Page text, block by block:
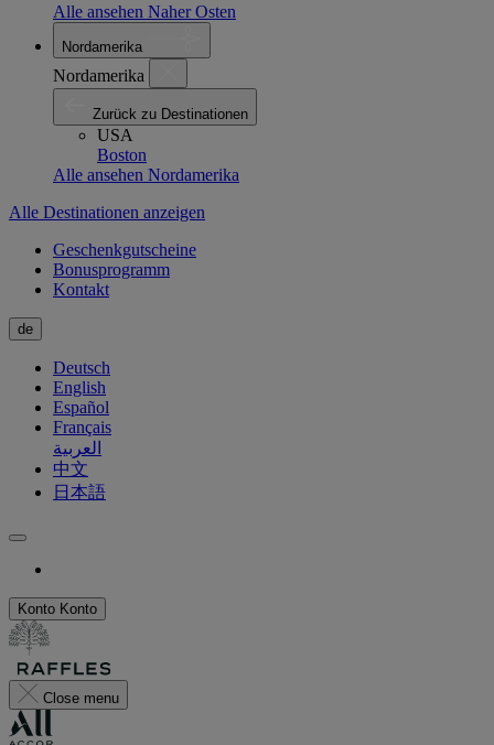
Alle ansehen Naher Osten
Nordamerika
Nordamerika
Zurück zu Destinationen
USA
Boston
Alle ansehen Nordamerika
Alle Destinationen anzeigen
Geschenkgutscheine
Bonusprogramm
Kontakt
de
Deutsch
English
Español
Français
العربية
中文
日本語
Konto Konto
Close menu